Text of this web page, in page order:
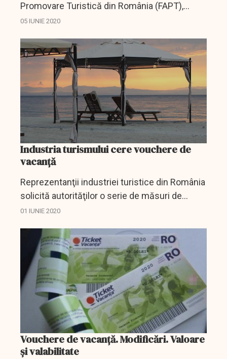
Promovare Turistică din România (FAPT),
Corina Martin, afirmă că aproximativ 90%
destinaţii interne şi...
05 IUNIE 2020
Industria turismului cere vouchere de
vacanță
Reprezentanţii industriei turistice din România
solicită autorităţilor o serie de măsuri de
sprijin pentru sector, de la vouchere pentru a
01 IUNIE 2020
Vouchere de vacanță. Modificări. Valoare
și valabilitate